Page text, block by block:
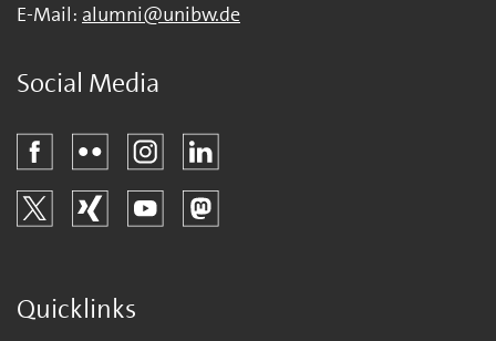
E-Mail: alumni@unibw.de
Social Media
Quicklinks